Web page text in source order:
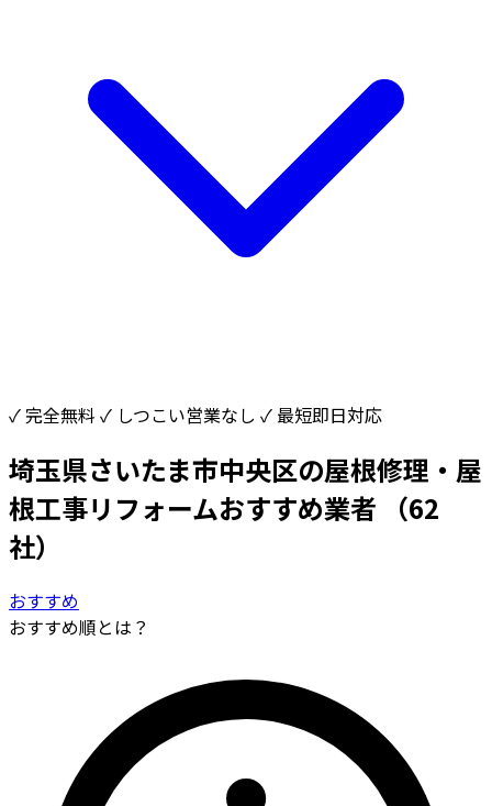
✓ 完全無料 ✓ しつこい営業なし ✓ 最短即日対応
埼玉県さいたま市中央区の屋根修理・屋
根工事リフォームおすすめ業者
（62
社）
おすすめ
おすすめ順とは？